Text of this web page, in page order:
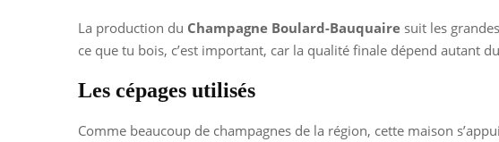
La production du Champagne Boulard-Bauquaire suit les
ce que tu bois, c’est important, car la qualité finale dépend autant
Les cépages utilisés
Comme beaucoup de champagnes de la région, cette maison